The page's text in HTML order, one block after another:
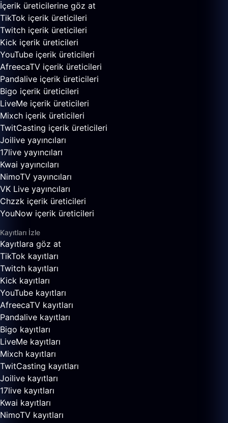
İçerik üreticilerine göz at
TikTok içerik üreticileri
Twitch içerik üreticileri
Kick içerik üreticileri
YouTube içerik üreticileri
AfreecaTV içerik üreticileri
Pandalive içerik üreticileri
Bigo içerik üreticileri
LiveMe içerik üreticileri
Mixch içerik üreticileri
TwitCasting içerik üreticileri
Joilive yayıncıları
17live yayıncıları
Kwai yayıncıları
NimoTV yayıncıları
VK Live yayıncıları
Chzzk içerik üreticileri
YouNow içerik üreticileri
Kayıtları İzle
Kayıtlara göz at
TikTok kayıtları
Twitch kayıtları
Kick kayıtları
YouTube kayıtları
AfreecaTV kayıtları
Pandalive kayıtları
Bigo kayıtları
LiveMe kayıtları
Mixch kayıtları
TwitCasting kayıtları
Joilive kayıtları
17live kayıtları
Kwai kayıtları
NimoTV kayıtları